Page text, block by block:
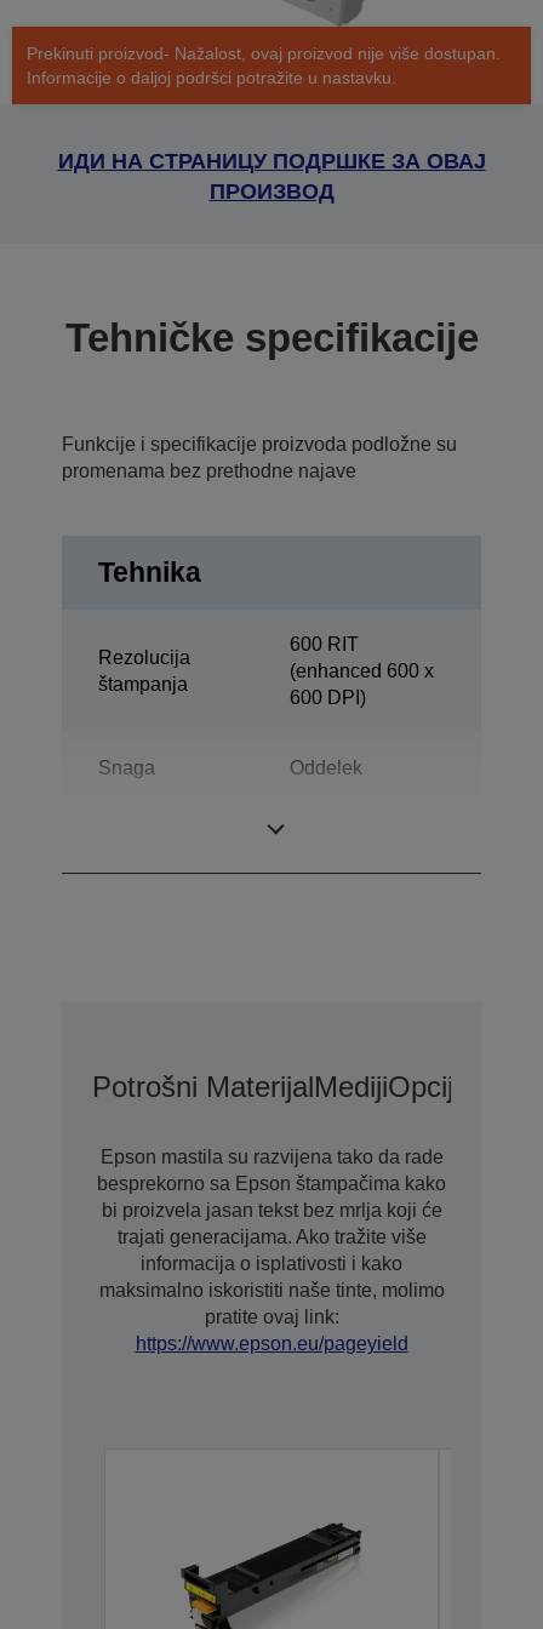
Prekinuti proizvod- Nažalost, ovaj proizvod nije više dostupan.
Informacije o daljoj podršci potražite u nastavku.
ИДИ НА СТРАНИЦУ ПОДРШКЕ ЗА ОВАЈ
ПРОИЗВОД
Tehničke specifikacije
Funkcije i specifikacije proizvoda podložne su
promenama bez prethodne najave
Tehnika
Rezolucija
štampanja
600 RIT
(enhanced 600 x
600 DPI)
Snaga Oddelek
Potrošni MaterijalMedijiOpcije
Epson mastila su razvijena tako da rade
besprekorno sa Epson štampačima kako
bi proizvela jasan tekst bez mrlja koji će
trajati generacijama. Ako tražite više
informacija o isplativosti i kako
maksimalno iskoristiti naše tinte, molimo
pratite ovaj link:
https://www.epson.eu/pageyield